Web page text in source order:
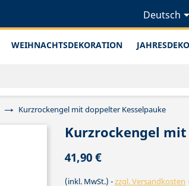
Deutsch
WEIHNACHTSDEKORATION
Kurzrockengel mit doppelter Kesselpauke
Kurzrockengel
41,90 €
(inkl. MwSt.) zzgl. Versandkosten